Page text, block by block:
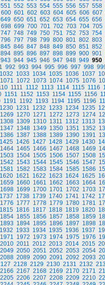
551 552 553 554 555 556 557 558
600 601 602 603 604 605 606 607
649 650 651 652 653 654 655 656
698 699 700 701 702 703 704 705
747 748 749 750 751 752 753 754
796 797 798 799 800 801 802 803
845 846 847 848 849 850 851 852
894 895 896 897 898 899 900 901
943 944 945 946 947 948 949 950
992 993 994 995 996 997 998
1032 1033 1034 1035 1036 1037
1071 1072 1073 1074 1075 1076
1111 1112 1113 1114 1115 1116
1151 1152 1153 1154 1155 1156
1191 1192 1193 1194 1195 1196
1230 1231 1232 1233 1234 1235
1269 1270 1271 1272 1273 1274
1308 1309 1310 1311 1312 1313
1347 1348 1349 1350 1351 1352
1386 1387 1388 1389 1390 1391
1425 1426 1427 1428 1429 1430
1464 1465 1466 1467 1468 1469
1503 1504 1505 1506 1507 1508
1542 1543 1544 1545 1546 1547
1581 1582 1583 1584 1585 1586
1620 1621 1622 1623 1624 1625
1659 1660 1661 1662 1663 1664
1698 1699 1700 1701 1702 1703
1737 1738 1739 1740 1741 1742
1776 1777 1778 1779 1780 1781
1815 1816 1817 1818 1819 1820
1854 1855 1856 1857 1858 1859
1893 1894 1895 1896 1897 1898
1932 1933 1934 1935 1936 1937
1971 1972 1973 1974 1975 1976
2010 2011 2012 2013 2014 2015
2049 2050 2051 2052 2053 2054
2088 2089 2090 2091 2092 2093
2128 2129 2130 2131 2132
2166 2167 2168 2169 2170 2171
2205 2206 2207 2208 2209 2210